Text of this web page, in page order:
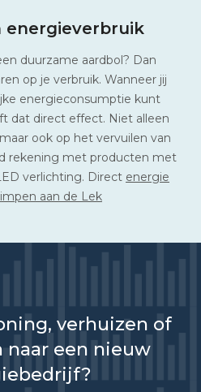
energieverbruik
duurzame aardbol? Dan
op je verbruik. Wanneer jij
energieconsumptie kunt
dat direct effect. Niet alleen
ook op het vervuilen van
rekening met producten met
verlichting. Direct energie
aan de Lek
verhuizen of
naar een nieuw